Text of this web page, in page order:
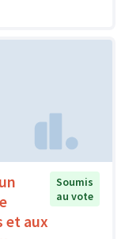
et aux
Soumis
au vote